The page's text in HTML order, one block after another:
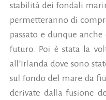
stabilità dei fondali
permetteranno di
passato e dunque
futuro. Poi è stata la
all’Irlanda dove sono
sul fondo del mare da
derivate dalla fusione